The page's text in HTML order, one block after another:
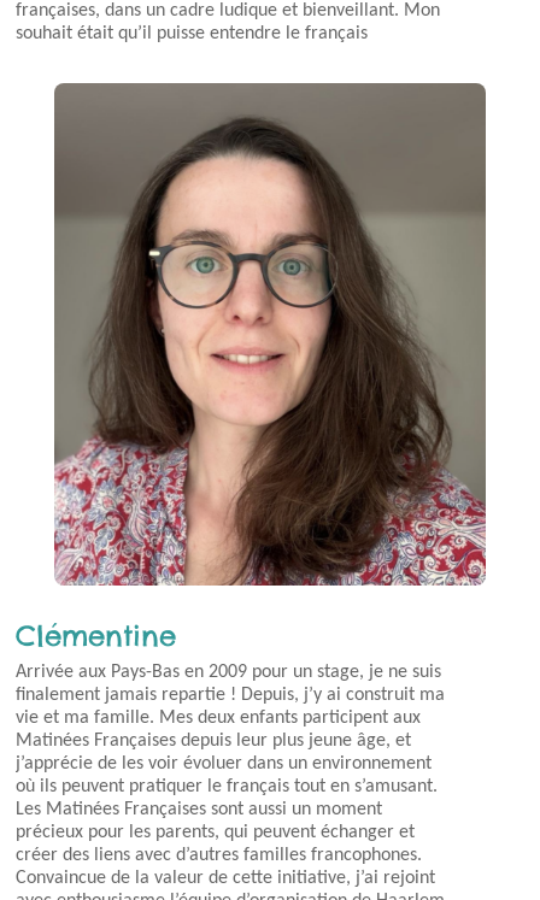
françaises, dans un cadre ludique et bienveillant. Mon
souhait était qu’il puisse entendre le français
chansons et des moments de partage avec d’autres
Aujourd’hui, je suis heureuse de rejoindre le bureau
des parents volontaires. Mon rôle consistera
notamment à coordonner la recherche d’animatrices
et d’animateurs pour les matinées françaises, ainsi
qu’à contribuer à la réflexion et à la présentation des
programmes proposés tout au long de l’année. Je me
réjouis de participer à cette belle aventure et de
contribuer au dynamisme de notre communauté
francophone.
Clémentine
Arrivée aux Pays-Bas en 2009 pour un stage, je ne suis
finalement jamais repartie ! Depuis, j’y ai construit ma
vie et ma famille. Mes deux enfants participent aux
Matinées Françaises depuis leur plus jeune âge, et
j’apprécie de les voir évoluer dans un environnement
où ils peuvent pratiquer le français tout en s’amusant.
Les Matinées Françaises sont aussi un moment
précieux pour les parents, qui peuvent échanger et
créer des liens avec d’autres familles francophones.
Convaincue de la valeur de cette initiative, j’ai rejoint